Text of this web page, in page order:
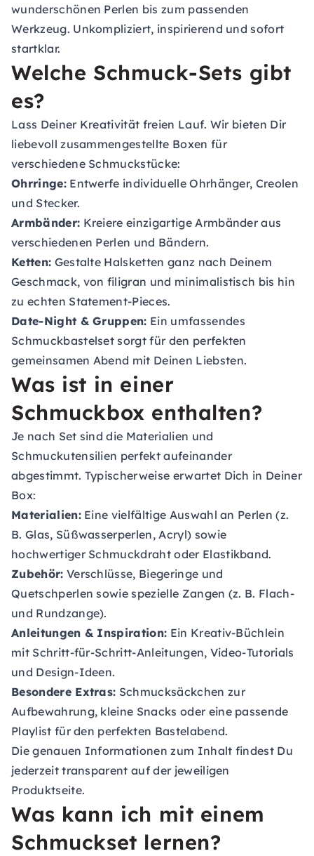
wunderschönen Perlen bis zum passenden
Werkzeug. Unkompliziert, inspirierend und sofort
startklar.
Welche Schmuck-Sets gibt
es?
Lass Deiner Kreativität freien Lauf. Wir bieten Dir
liebevoll zusammengestellte Boxen für
verschiedene Schmuckstücke:
Ohrringe:Entwerfe individuelle Ohrhänger, Creolen
und Stecker.
Armbänder: Kreiere einzigartige Armbänder aus
verschiedenen Perlen und Bändern.
Ketten: Gestalte Halsketten ganz nach Deinem
Geschmack, von filigran und minimalistisch bis hin
zu echten Statement-Pieces.
Date-Night & Gruppen: Ein umfassendes
Schmuckbastelset sorgt für den perfekten
gemeinsamen Abend mit Deinen Liebsten.
Was ist in einer
Schmuckbox enthalten?
Je nach Set sind die Materialien und
Schmuckutensilien perfekt aufeinander
abgestimmt. Typischerweise erwartet Dich in Deiner
Box:
Materialien:Eine vielfältige Auswahl an Perlen (z.
B. Glas, Süßwasserperlen, Acryl) sowie
hochwertiger Schmuckdraht oder Elastikband.
Zubehör: Verschlüsse, Biegeringe und
Quetschperlen sowie spezielle Zangen (z. B. Flach-
und Rundzange).
Anleitungen & Inspiration: Ein Kreativ-Büchlein
mit Schritt-für-Schritt-Anleitungen, Video-Tutorials
und Design-Ideen.
Besondere Extras: Schmucksäckchen zur
Aufbewahrung, kleine Snacks oder eine passende
Playlist für den perfekten Bastelabend.
Die genauen Informationen zum Inhalt findest Du
jederzeit transparent auf der jeweiligen
Produktseite.
Was kann ich mit einem
Schmuckset lernen?